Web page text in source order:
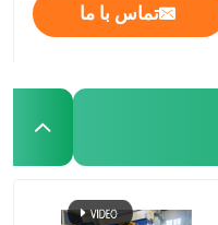
تماس با ما